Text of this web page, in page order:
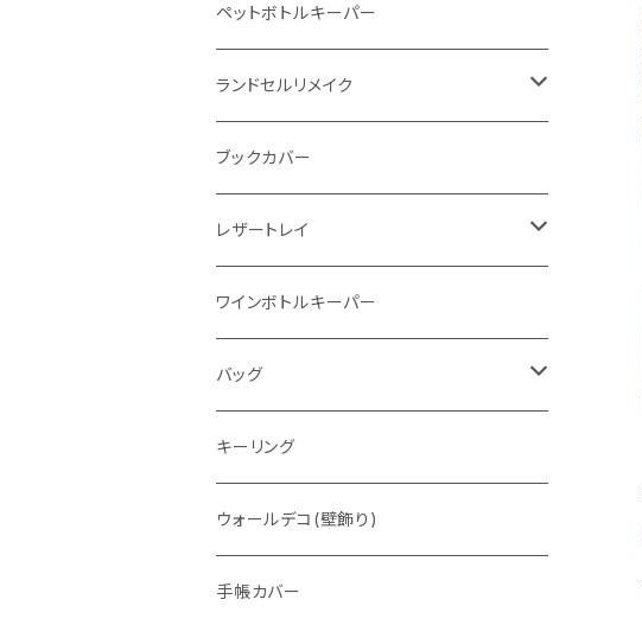
イントレチャート 編み込みアートウォレッ
ト
"Crammy"L字フラップウォレット
"メッセージ"カリグラフィーウォレット
イントレチャート
ラウンドファスナー
ペットボトルキーパー
ランドセルリメイク
写真立て
ブックカバー
レザートレイ
番外編"Wave"
通常盤
ワインボトルキーパー
バッグ
トートバッグ
ウォレットバッグ
キーリング
ウォールデコ(壁飾り)
手帳カバー